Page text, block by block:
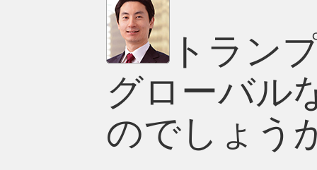
トラン
グローバル
のでしょう